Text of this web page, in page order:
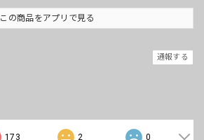
この商品をアプリで見る
通報する
173 2 0